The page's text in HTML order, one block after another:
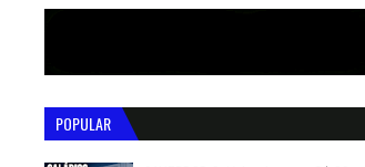
POPULAR